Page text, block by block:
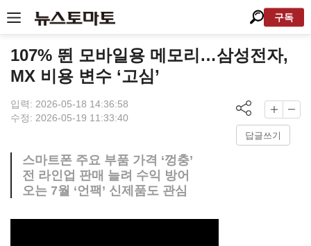
구독
107% 뛴 모바일용 메모리…삼성전자,
MX 비용 변수 ‘고심’
입력: 2026-05-18 14:36:58
수정: 2026-05-19 11:33:40
답글쓰기
스마트폰 주요 부품 가격 ‘껑충’
전 라인업 판매 늘려 수익 방어
오는 7월 ‘언팩’ 신제품도 관심